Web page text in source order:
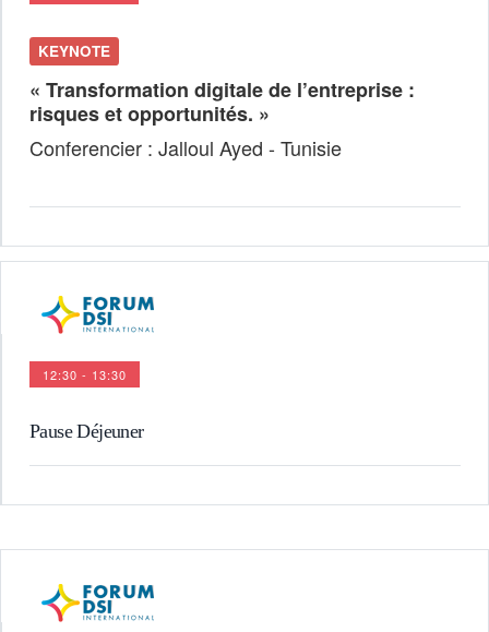
KEYNOTE
« Transformation digitale de l’entreprise :
risques et opportunités. »
Conferencier : Jalloul Ayed - Tunisie
12:30 - 13:30
Pause Déjeuner